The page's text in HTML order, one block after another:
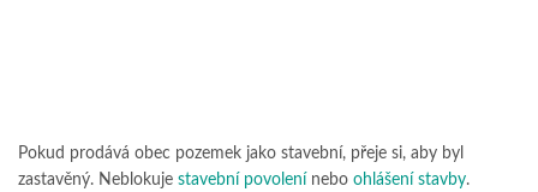
Pokud prodává obec pozemek jako stavební, přeje si, aby byl
zastavěný. Neblokuje stavební povolení nebo ohlášení stavby.